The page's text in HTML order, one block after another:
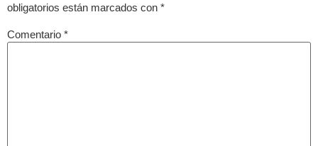
obligatorios están marcados con *
Comentario *